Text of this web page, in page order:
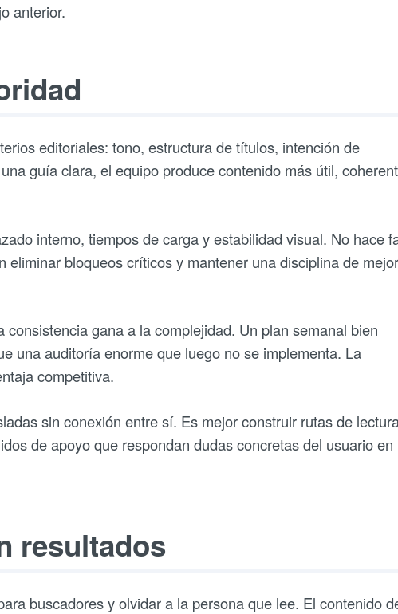
anterior.
editoriales: tono, estructura de títulos, intención de
guía clara, el equipo produce contenido más útil,
interno, tiempos de carga y estabilidad visual. No hace
eliminar bloqueos críticos y mantener una disciplina de
gana a la complejidad. Un plan semanal bien
una auditoría enorme que luego no se implementa. La
competitiva.
sin conexión entre sí. Es mejor construir rutas de
de apoyo que respondan dudas concretas del usuario en
resultados
buscadores y olvidar a la persona que lee. El contenido